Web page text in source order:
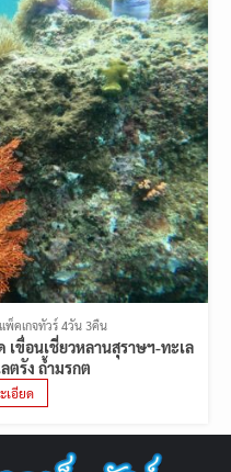
แพ็คเกจทัวร์ 4วัน 3คืน
เขื่อนเชี่ยวหลานสุราษฯ-ทะเล
ตรัง ถ้ำมรกต
เอียด